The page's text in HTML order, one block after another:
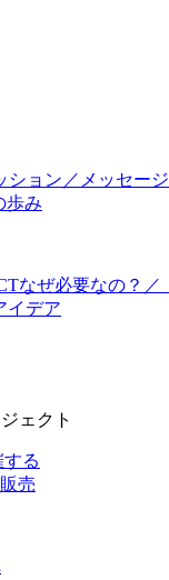
ション／メッセージ
歩み
なぜ必要なの？／
イデア
ェクト
する
売